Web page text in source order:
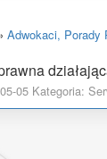
Adwokaci, Porady
05 Kategoria: